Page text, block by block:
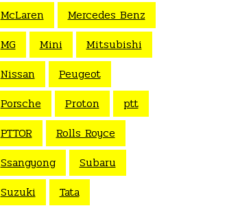
McLaren
Mercedes Benz
MG
Mini
Mitsubishi
Nissan
Peugeot
Porsche
Proton
ptt
PTTOR
Rolls Royce
Ssangyong
Subaru
Suzuki
Tata